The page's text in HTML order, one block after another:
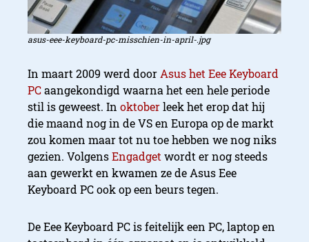
asus-eee-keyboard-pc-misschien-in-april-.jpg
In maart 2009 werd door Asus het Eee Keyboard
PCaangekondigd waarna het een hele periode
stil is geweest. In oktoberleek het erop dat hij
die maand nog in de VS en Europa op de markt
zou komen maar tot nu toe hebben we nog niks
gezien. VolgensEngadget wordt er nog steeds
aan gewerkt en kwamen ze de Asus Eee
Keyboard PC ook op een beurs tegen.
De Eee Keyboard PC is feitelijk een PC, laptop en